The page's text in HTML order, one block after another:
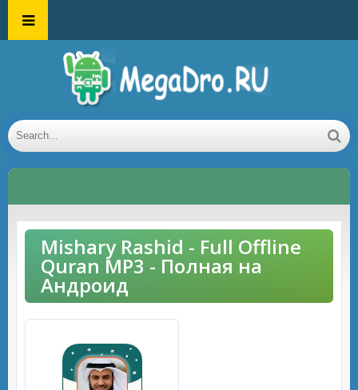
Mishary Rashid - Full Offline
Quran MP3 - Полная на
Андроид